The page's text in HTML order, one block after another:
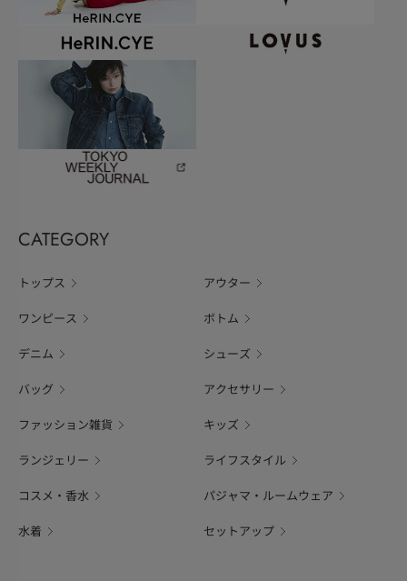
CATEGORY
トップス アウター
ワンピース ボトム
デニム シューズ
バッグ アクセサリー
ファッション雑貨 キッズ
ランジェリー ライフスタイル
コスメ・香水 パジャマ・ルームウェア
水着 セットアップ